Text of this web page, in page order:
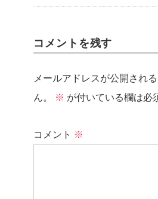
コメントを残す
メールアドレスが公開され
ん。
※ が付いている欄は必
コメント ※